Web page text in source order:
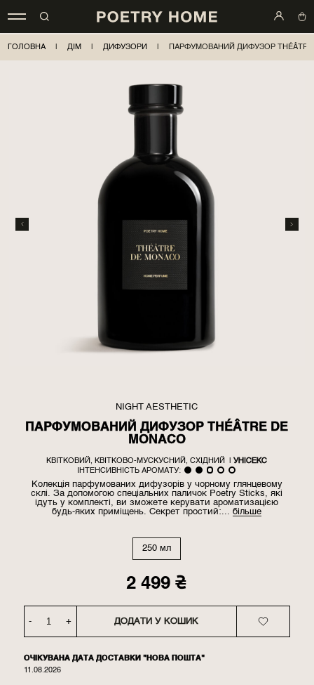
ГОЛОВНА ДІМ ДИФУЗОРИ ПАРФУМОВАНИЙ ДИФУЗОР THÉÂTRE
NIGHT AESTHETIC
ПАРФУМОВАНИЙ ДИФУЗОР THÉÂTRE DE
MONACO
КВІТКОВИЙ, КВІТКОВО-МУСКУСНИЙ, СХІДНИЙ |УНІСЕКС
ІНТЕНСИВНІСТЬ АРОМАТУ:
Колекція парфумованих дифузорів у чорному глянцевому
склі. За допомогою спеціальних паличок Poetry Sticks, які
ідуть у комплекті, ви зможете керувати ароматизацією
будь-яких приміщень. Секрет простий:...більше
250 мл
2 499₴
- + ДОДАТИ У КОШИК
ОЧІКУВАНА ДАТА ДОСТАВКИ "НОВА ПОШТА"
11.08.2026